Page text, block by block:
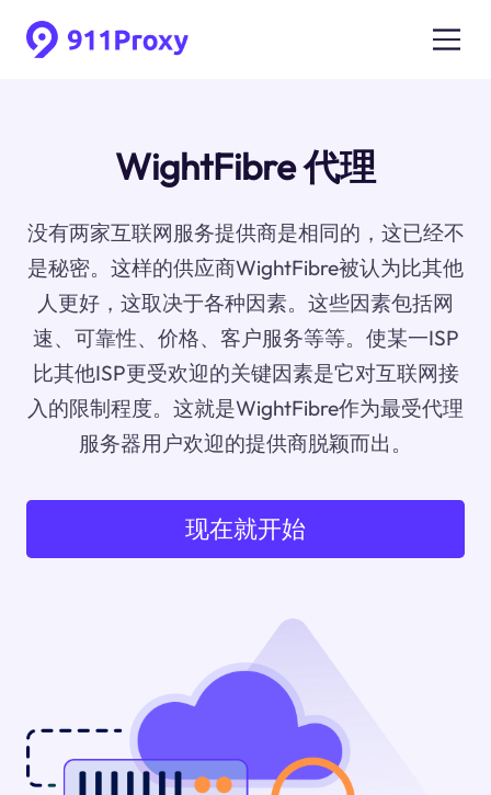
WightFibre 代理
没有两家互联网服务提供商是相同的，这已经不
是秘密。这样的供应商WightFibre被认为比其他
人更好，这取决于各种因素。这些因素包括网
速、可靠性、价格、客户服务等等。使某一ISP
比其他ISP更受欢迎的关键因素是它对互联网接
入的限制程度。这就是WightFibre作为最受代理
服务器用户欢迎的提供商脱颖而出。
现在就开始